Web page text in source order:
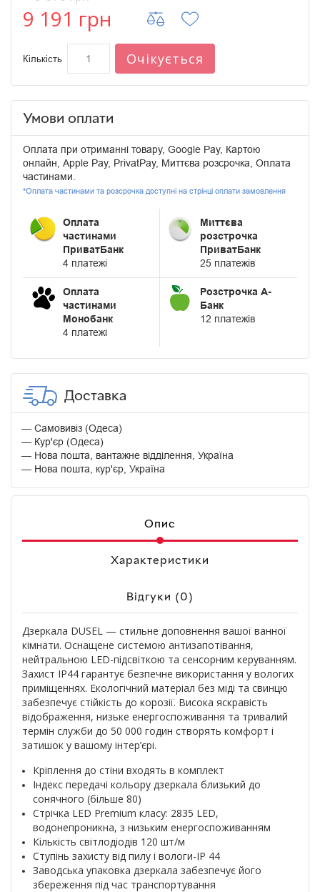
9 191 грн
Кількість Очікується
Умови оплати
Оплата при отриманні товару, Google Pay, Картою
онлайн, Apple Pay, PrivatPay, Миттєва розсрочка, Оплата
частинами.
*Оплата частинами та розсрочка доступні на стрінці оплати замовлення
Оплата
частинами
ПриватБанк
4 платежі
Миттєва
розстрочка
ПриватБанк
25 платежів
Оплата
частинами
Монобанк
4 платежі
Розстрочка А-
Банк
12 платежів
Доставка
Самовивіз (Одеса)
Кур'єр (Одеса)
Нова пошта, вантажне відділення, Україна
Нова пошта, кур'єр, Україна
Опис
Характеристики
Відгуки (0)
Дзеркала DUSEL — стильне доповнення вашої ванної
кімнати. Оснащене системою антизапотівання,
нейтральною LED-підсвіткою та сенсорним керуванням.
Захист IP44 гарантує безпечне використання у вологих
приміщеннях. Екологічний матеріал без міді та свинцю
забезпечує стійкість до корозії. Висока яскравість
відображення, низьке енергоспоживання та тривалий
термін служби до 50 000 годин створять комфорт і
затишок у вашому інтер’єрі.
Кріплення до стіни входять в комплект
Індекс передачі кольору дзеркала близький до
сонячного (більше 80)
Стрічка LED Premium класу: 2835 LED,
водонепроникна, з низьким енергоспоживанням
Кількість світлодіодів 120 шт/м
Ступінь захисту від пилу і вологи-IP 44
Заводська упаковка дзеркала забезпечує його
збереження під час транспортування